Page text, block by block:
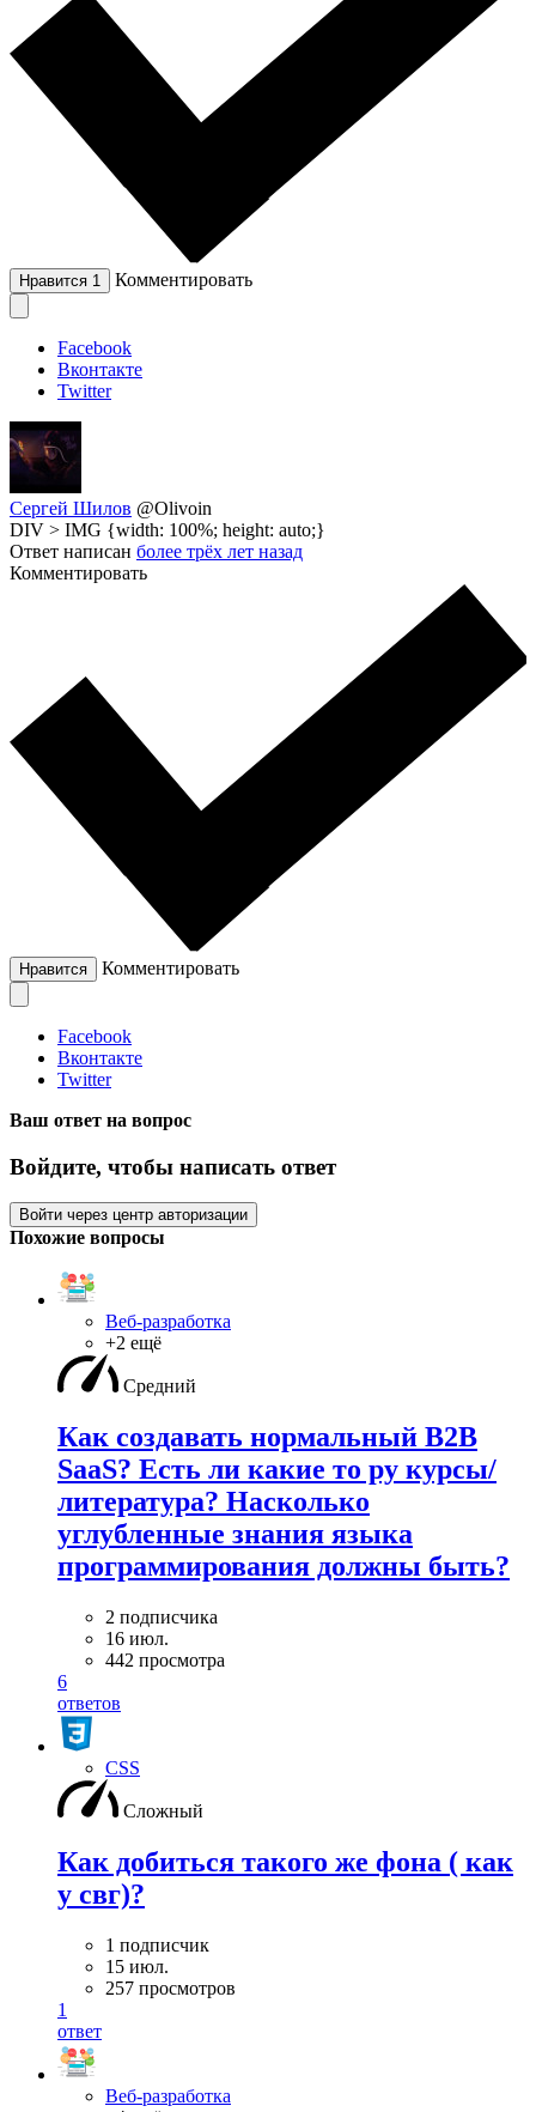
Нравится 1 Комментировать
Facebook
Вконтакте
Twitter
Сергей Шилов @Olivoin
DIV > IMG {width: 100%; height: auto;}
Ответ написан более трёх лет назад
Комментировать
Нравится Комментировать
Facebook
Вконтакте
Twitter
Ваш ответ на вопрос
Войдите, чтобы написать ответ
Войти через центр авторизации
Похожие вопросы
Веб-разработка
+2 ещё
Средний
Как создавать нормальный B2B
SaaS? Есть ли какие то ру курсы/
литература? Насколько
углубленные знания языка
программирования должны быть?
2 подписчика
16 июл.
442 просмотра
6
ответов
CSS
Сложный
Как добиться такого же фона ( как
у свг)?
1 подписчик
15 июл.
257 просмотров
1
ответ
Веб-разработка